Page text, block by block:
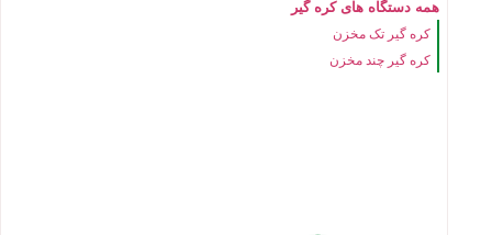
همه دستگاه های کره گیر
کره گیر تک مخزن
کره گیر چند مخزن